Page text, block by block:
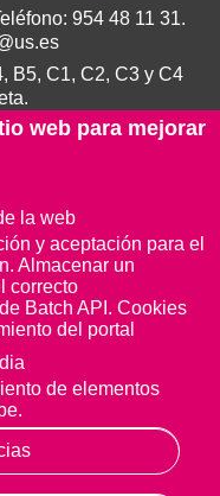
954 48 11 31.
B5, C1, C2, C3 y C4
de Sevilla
web para mejorar
la web
y aceptación para el
Almacenar un
correcto
Batch API. Cookies
del portal
de elementos